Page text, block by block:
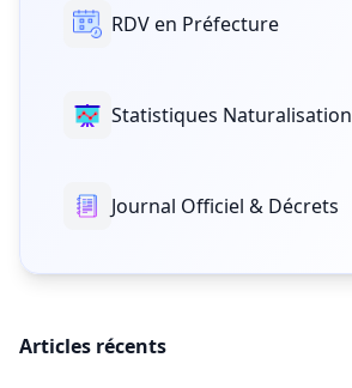
RDV en Préfecture
Statistiques Naturalisation
Journal Officiel & Décrets
Articles récents